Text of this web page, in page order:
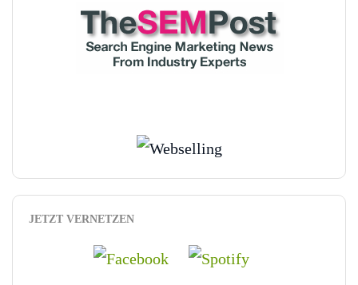
JETZT VERNETZEN